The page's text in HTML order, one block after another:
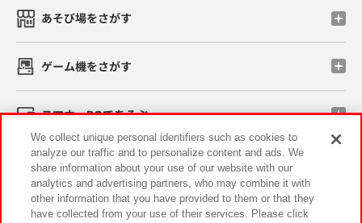
あそび場をさがす
ゲーム機をさがす
スマホ・PCであそぶ
イベント・キャンペーン
We collect unique personal identifiers such as cookies to
analyze our traffic and to personalize content and ads. We
share information about your use of our website with our
analytics and advertising partners, who may combine it with
other information that you have provided to them or that they
have collected from your use of their services. Please click